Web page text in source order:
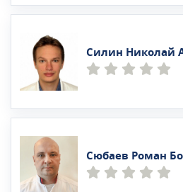
Силин Николай
Сюбаев Роман